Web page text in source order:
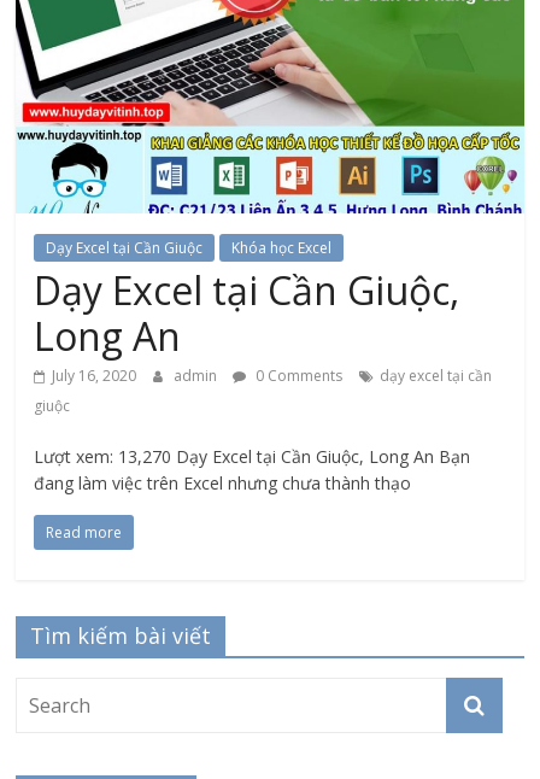
Dạy Excel tại Cần Giuộc Khóa học Excel
Dạy Excel tại Cần Giuộc,
Long An
July 16, 2020 admin 0 Comments
dạy excel tại cần
giuộc
Lượt xem: 13,270 Dạy Excel tại Cần Giuộc, Long An Bạn
đang làm việc trên Excel nhưng chưa thành thạo
Read more
Tìm kiếm bài viết